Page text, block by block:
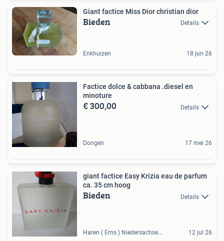
Giant factice Miss Dior christian dior
Bieden Details
Enkhuizen 18 jun 26
Factice dolce & cabbana .diesel en
minoture
€ 300,00 Details
Dongen 17 mei 26
giant factice Easy Krizia eau de parfum
ca. 35 cm hoog
Bieden Details
Haren ( Ems ) Niedersachsen, DE 12 jul 26